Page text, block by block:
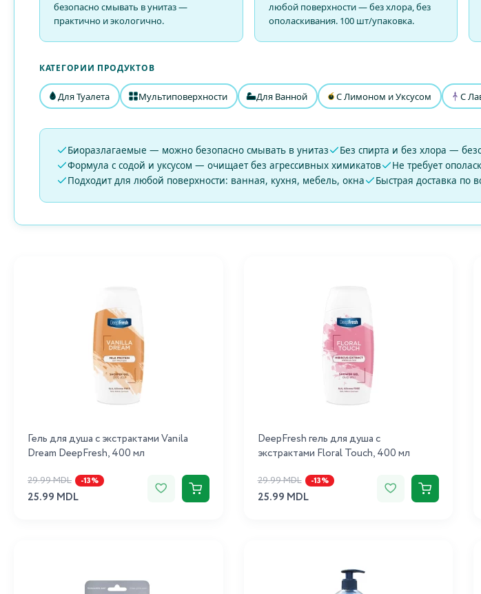
безопасно смывать в унитаз —
практично и экологично.
любой поверхности — без хлора, без
ополаскивания. 100 шт/упаковка.
КАТЕГОРИИ ПРОДУКТОВ
Для Туалета Мультиповерхности Для Ванной С Лимоном и Уксусом С
Биоразлагаемые — можно безопасно смывать в унитаз
Без спирта и без хлора —
Формула с содой и уксусом — очищает без агрессивных химикатов
Не требует
Подходит для любой поверхности: ванная, кухня, мебель, окна
Быстрая доставка по
Гель для душа с экстрактами Vanila
Dream DeepFresh, 400 мл
29.99 MDL -13%
25.99 MDL
DeepFresh гель для душа с
экстрактами Floral Touch, 400 мл
29.99 MDL -13%
25.99 MDL